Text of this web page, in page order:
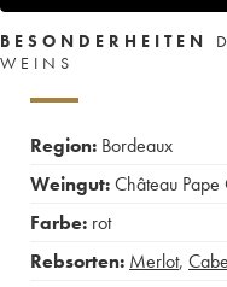
BESONDERHEITEN
WEINS
Region: Bordeaux
Weingut:Château Pape
Farbe: rot
Rebsorten: Merlot,